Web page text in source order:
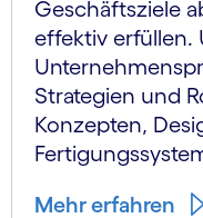
Geschäftsziele
effektiv erfüllen.
Strategien und
Konzepten,
Mehr erfahren